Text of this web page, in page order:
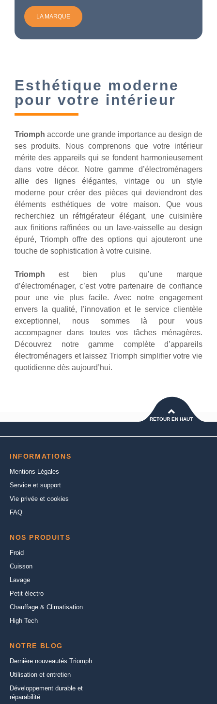
LA MARQUE
Esthétique moderne
pour votre intérieur
Triomph accorde une grande importance au design de
ses produits. Nous comprenons que votre intérieur
mérite des appareils qui se fondent harmonieusement
dans votre décor. Notre gamme d’électroménagers
allie des lignes élégantes, vintage ou un style
moderne pour créer des pièces qui deviendront des
éléments esthétiques de votre maison. Que vous
recherchiez un réfrigérateur élégant, une cuisinière
aux finitions raffinées ou un lave-vaisselle au design
épuré, Triomph offre des options qui ajouteront une
touche de sophistication à votre cuisine.
Triomph est bien plus qu’une marque
d’électroménager, c’est votre partenaire de confiance
pour une vie plus facile. Avec notre engagement
envers la qualité, l’innovation et le service clientèle
exceptionnel, nous sommes là pour vous
accompagner dans toutes vos tâches ménagères.
Découvrez notre gamme complète d’appareils
électroménagers et laissez Triomph simplifier votre vie
quotidienne dès aujourd’hui.
RETOUR EN HAUT
INFORMATIONS
Mentions Légales
Service et support
Vie privée et cookies
FAQ
NOS PRODUITS
Froid
Cuisson
Lavage
Petit électro
Chauffage & Climatisation
High Tech
NOTRE BLOG
Dernière nouveautés Triomph
Utilisation et entretien
Développement durable et
réparabilité